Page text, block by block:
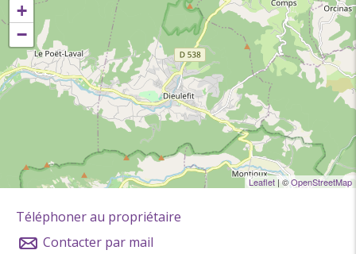
+
−
Leaflet | ©OpenStreetMap
Téléphoner au propriétaire
Contacter par mail